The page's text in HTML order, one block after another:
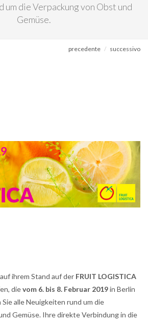
um die Verpackung von Obst und
Gemüse.
precedente successivo
ihrem Stand auf der FRUIT LOGISTICA
dievom 6. bis 8. Februar 2019in Berlin
alle Neuigkeiten rund um die
Gemüse. Ihre direkte Verbindung in die